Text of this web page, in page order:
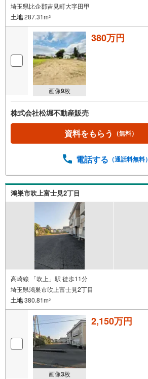
埼玉県比企郡吉見町大字田甲
土地287.31m2
画像9枚
380万円
株式会社松堀不動産販売
資料をもらう （無料）
電話する （通話料無料）
鴻巣市吹上富士見2丁目
高崎線 「吹上」駅 徒歩11分
埼玉県鴻巣市吹上富士見2丁目
土地380.81m2
画像3枚
2,150万円